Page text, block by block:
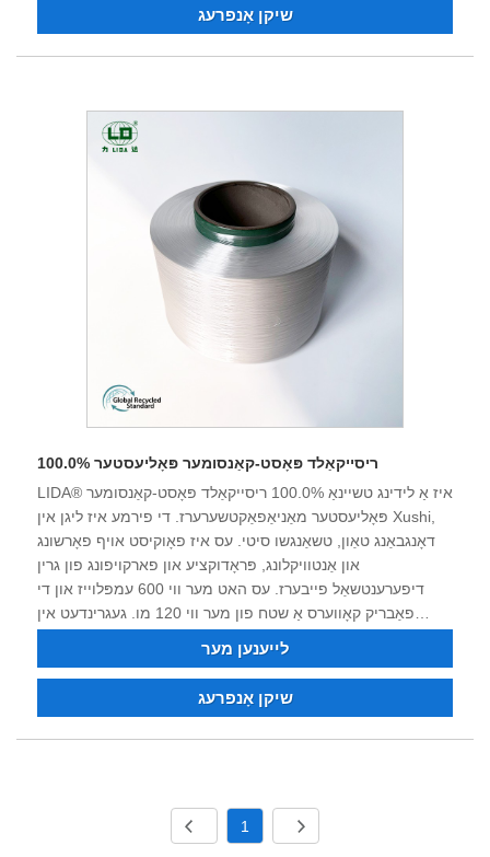
יאַרן. נאָך 40 יאָר פון געראַנגל און טעקנאַלאַדזשיקאַל
ויסריכט, סטאַביל פּראָדוקט קוואַליטעט, גוט שעם, און האט די
רעכט צו אַרייַנפיר און אַרויספירן. מיר גלויבן אַז מיר קענען
צוקונפֿט, און מיר קוקן פאָרויס צו ווערן דיין לאַנג-טערמין שוטעף
שיקן אָנפרעג
100.0% ריסייקאַלד פּאָסט-קאַנסומער פּאָליעסטער
LIDA® איז אַ לידינג טשיינאַ 100.0% ריסייקאַלד פּאָסט-קאַנסומער
פּאָליעסטער מאַניאַפאַקטשערערז. די פירמע איז ליגן אין Xushi,
דאָנגבאַנג טאַון, טשאַנגשו סיטי. עס איז פאָוקיסט אויף פאָרשונג
און אַנטוויקלונג, פּראָדוקציע און פארקויפונג פון גרין
דיפערענטשאַל פייבערז. עס האט מער ווי 600 עמפּלוייז און די
פאַבריק קאָווערס אַ שטח פון מער ווי 120 מו. געגרינדעט אין
1983, די פירמע איז אַ פאַבריקאַנט וואָס ינטאַגרייטינג ניילאָן
פלאַם-ריטאַרדאַנט און ריסייקאַלד ניילאָן פּאַליעסטער פאָדעם. איר
די צוטרוי און לויב פון פילע קאַסטאַמערז. איצט די פירמע האט
שטאַרק טעכניש קראַפט, ויסגעצייכנט ויסריכט, גאַנץ טעסטינג
לייענען מער
שיקן אָנפרעג
1